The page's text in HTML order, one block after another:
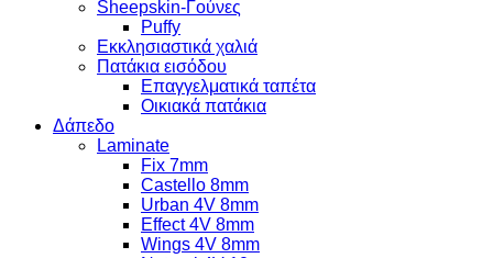
Sheepskin-Γούνες
Puffy
Εκκλησιαστικά χαλιά
Πατάκια εισόδου
Επαγγελματικά ταπέτα
Οικιακά πατάκια
Δάπεδο
Laminate
Fix 7mm
Castello 8mm
Urban 4V 8mm
Effect 4V 8mm
Wings 4V 8mm